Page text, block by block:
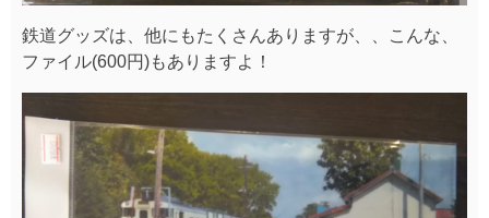
鉄道グッズは、他にもたくさんありますが、、こんな、
ファイル(600円)もありますよ！